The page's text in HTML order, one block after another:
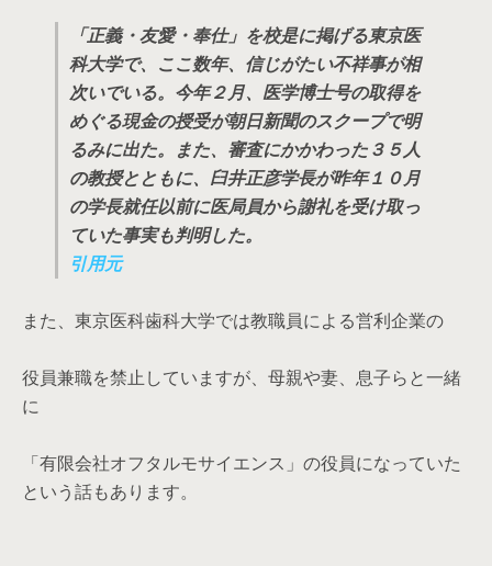
「正義・友愛・奉仕」を校是に掲げる東京医
科大学で、ここ数年、信じがたい不祥事が相
次いでいる。今年２月、医学博士号の取得を
めぐる現金の授受が朝日新聞のスクープで明
るみに出た。また、審査にかかわった３５人
の教授とともに、臼井正彦学長が昨年１０月
の学長就任以前に医局員から謝礼を受け取っ
ていた事実も判明した。
引用元
また、東京医科歯科大学では教職員による営利企業の
役員兼職を禁止していますが、母親や妻、息子らと一緒
に
「有限会社オフタルモサイエンス」の役員になっていた
という話もあります。